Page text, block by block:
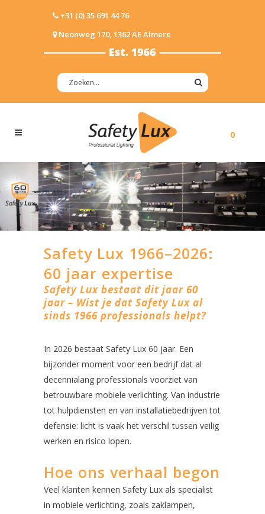
+31 (0) 35 691 44 76
Neonweg 170, 1362 AE Almere
0
Safety Lux 1966–2026:
60 jaar expertise
Safety Lux bestaat dit jaar 60
jaar – Wist je dat Safety Lux al
sinds 1966 professionals helpt?
In 2026 bestaat Safety Lux 60 jaar. Een
bijzonder moment voor een bedrijf dat al
decennialang professionals voorziet van
betrouwbare mobiele verlichting. Van industrie
tot hulpdiensten en van installatiebedrijven tot
defensie: licht is vaak het verschil tussen veilig
werken en risico lopen.
Hoe ons verhaal begon
Veel klanten kennen Safety Lux als specialist
in mobiele verlichting, zoals zaklampen,